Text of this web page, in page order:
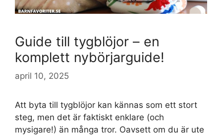
Guide till tygblöjor – en
komplett nybörjarguide!
april 10, 2025
Att byta till tygblöjor kan kännas som ett stort
steg, men det är faktiskt enklare (och
mysigare!) än många tror. Oavsett om du är ute